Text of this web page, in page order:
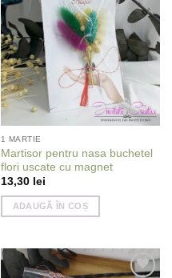
Add to
wishlist
1 MARTIE
Martisor pentru nasa buchetel
flori uscate cu magnet
13,30 lei
ADAUGĂ ÎN COȘ